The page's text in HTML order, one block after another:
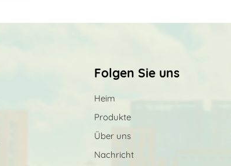
Folgen Sie uns
Heim
Produkte
Über uns
Nachricht